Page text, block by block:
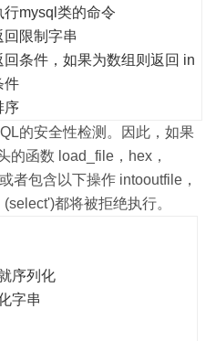
行mysql类的命令
回限制字串
回条件，如果为数组则返回 in
件
序
的安全性检测。因此，如果
的函数 load_file，hex，
者包含以下操作 intooutfile，
都将被拒绝执行。
序列化
字串